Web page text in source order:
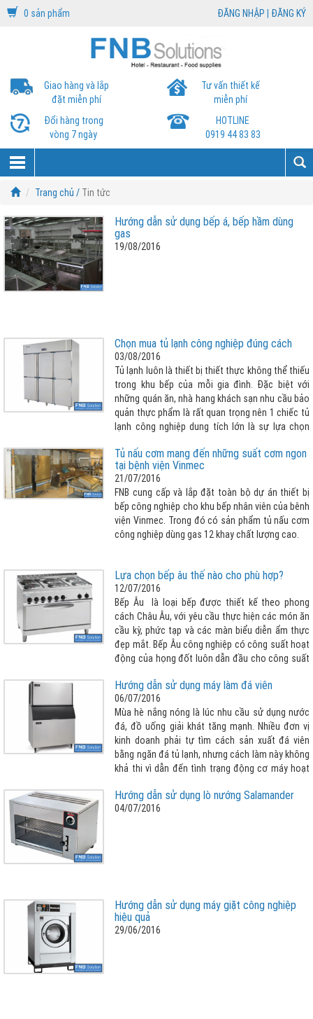
0 sản phẩm ĐĂNG NHẬP | ĐĂNG KÝ
Giao hàng và lắp
đặt miễn phí
Tư vấn thiết kế
miễn phí
Đổi hàng trong
vòng 7 ngày
HOTLINE
0919 44 83 83
Trang chủ / Tin tức
Hướng dẫn sử dụng bếp á, bếp hầm dùng
gas
19/08/2016
Chọn mua tủ lạnh công nghiệp đúng cách
03/08/2016
Tủ lạnh luôn là thiết bị thiết thực không thể thiếu
trong khu bếp của mỗi gia đình. Đặc biệt với
những quán ăn, nhà hang khách sạn nhu cầu bảo
quản thực phẩm là rất quan trọng nên 1 chiếc tủ
lạnh công nghiệp dung tích lớn là sự lựa chọn
Tủ nấu cơm mang đến những suất cơm ngon
tại bệnh viện Vinmec
21/07/2016
FNB cung cấp và lắp đặt toàn bộ dự án thiết bị
bếp công nghiệp cho khu bếp nhân viên của bênh
viện Vinmec. Trong đó có sản phẩm tủ nấu cơm
công nghiệp dùng gas 12 khay chất lượng cao.
Lựa chọn bếp âu thế nào cho phù hợp?
12/07/2016
Bếp Âu là loại bếp được thiết kế theo phong
cách Châu Âu, với yêu cầu thực hiện các món ăn
cầu kỳ, phức tạp và các màn biểu diễn ẩm thực
đẹp mắt. Bếp Âu công nghiệp có công suất hoạt
động của họng đốt luôn dẫn đầu cho công suất
dòng bếp công nghiệp khác nhằm mục đích
chuyên phục vụ các món Âu là chủ yếu.
Hướng dẫn sử dụng máy làm đá viên
06/07/2016
Mùa hè nắng nóng là lúc nhu cầu sử dụng nước
đá, đồ uống giải khát tăng mạnh. Nhiều đơn vị
kinh doanh phải tự tìm cách sản xuất đá viên
bằng ngăn đá tủ lạnh, nhưng cách làm này không
khả thi vì dẫn đến tình trạng động cơ máy hoạt
làm tiêu hao một lượng điện năng rất lớn. Điều
này ảnh hưởng đến việc kinh doanh của các nhà
ngay tại đơn vị kinh doanh
Hướng dẫn sử dụng lò nướng Salamander
04/07/2016
Hướng dẫn sử dụng máy giặt công nghiệp
hiệu quả
29/06/2016